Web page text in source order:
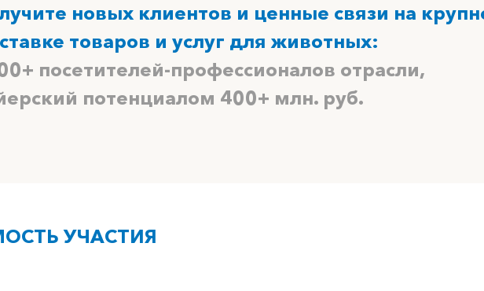
новых клиентов и ценные связи на
товаров и услуг для животных:
посетителей-профессионалов отрасли,
потенциалом 400+ млн. руб.
УЧАСТИЯ